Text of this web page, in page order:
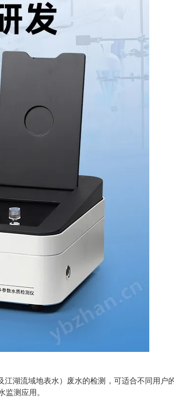
湖流域地表水）废水的检测，可适合不同用户
监测应用。